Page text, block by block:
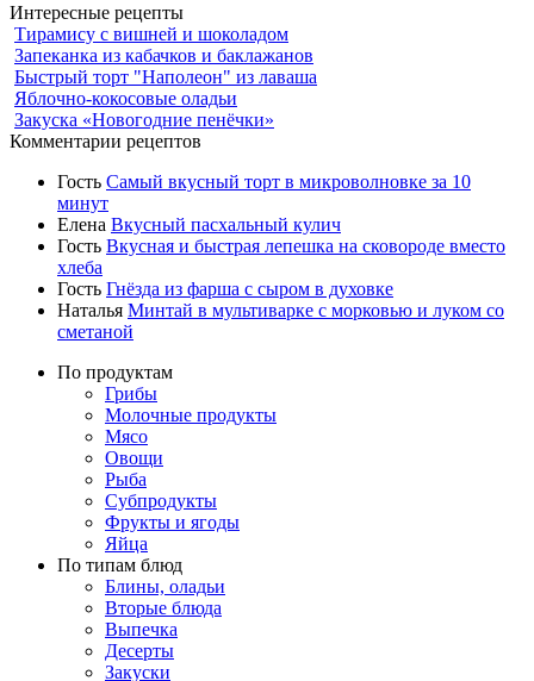
Интересные рецепты
Тирамису с вишней и шоколадом
Запеканка из кабачков и баклажанов
Быстрый торт "Наполеон" из лаваша
Яблочно-кокосовые оладьи
Закуска «Новогодние пенёчки»
Комментарии рецептов
Гость Самый вкусный торт в микроволновке за 10
минут
Елена Вкусный пасхальный кулич
Гость Вкусная и быстрая лепешка на сковороде вместо
хлеба
Гость Гнёзда из фарша с сыром в духовке
Наталья Минтай в мультиварке с морковью и луком со
сметаной
По продуктам
Грибы
Молочные продукты
Мясо
Овощи
Рыба
Субпродукты
Фрукты и ягоды
Яйца
По типам блюд
Блины, оладьи
Вторые блюда
Выпечка
Десерты
Закуски